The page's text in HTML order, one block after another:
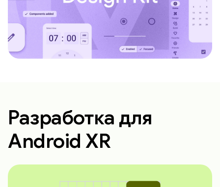
Разработка для
Android XR